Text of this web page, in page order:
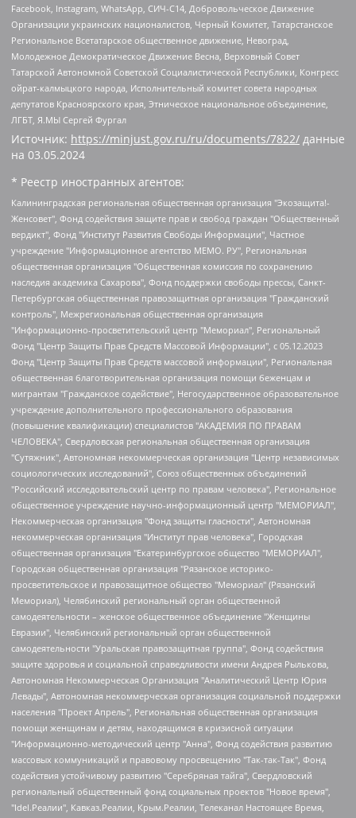
Facebook, Instagram, WhatsApp, СИЧ-С14, Добровольческое Движение
Организации украинских националистов, Черный Комитет, Татарстанское
Региональное Всетатарское общественное движение, Невоград,
Молодежное Демократическое Движение Весна, Верховный Совет
Татарской Автономной Советской Социалистической Республики, Конгресс
ойрат-калмыцкого народа, Исполнительный комитет совета народных
депутатов Красноярского края, Этническое национальное объединение,
ЛГБТ, Я.МЫ Сергей Фургал
Источник: https://minjust.gov.ru/ru/documents/7822/ данные
на 03.05.2024
* Реестр иностранных агентов:
Калининградская региональная общественная организация "Экозащита!-Женсовет", Фонд содействия защите прав и свобод граждан "Общественный вердикт", Фонд "Институт Развития Свободы Информации", Частное учреждение "Информационное агентство МЕМО. РУ", Региональная общественная организация "Общественная комиссия по сохранению наследия академика Сахарова", Фонд поддержки свободы прессы, Санкт-Петербургская общественная правозащитная организация "Гражданский контроль", Межрегиональная общественная организация "Информационно-просветительский центр "Мемориал", Региональный Фонд "Центр Защиты Прав Средств Массовой Информации", с 05.12.2023 Фонд "Центр Защиты Прав Средств массовой информации", Региональная общественная благотворительная организация помощи беженцам и мигрантам "Гражданское содействие", Негосударственное образовательное учреждение дополнительного профессионального образования (повышение квалификации) специалистов "АКАДЕМИЯ ПО ПРАВАМ ЧЕЛОВЕКА", Свердловская региональная общественная организация "Сутяжник", Автономная некоммерческая организация "Центр независимых социологических исследований", Союз общественных объединений "Российский исследовательский центр по правам человека", Региональное общественное учреждение научно-информационный центр "МЕМОРИАЛ", Некоммерческая организация "Фонд защиты гласности", Автономная некоммерческая организация "Институт прав человека", Городская общественная организация "Екатеринбургское общество "МЕМОРИАЛ", Городская общественная организация "Рязанское историко-просветительское и правозащитное общество "Мемориал" (Рязанский Мемориал), Челябинский региональный орган общественной самодеятельности – женское общественное объединение "Женщины Евразии", Челябинский региональный орган общественной самодеятельности "Уральская правозащитная группа", Фонд содействия защите здоровья и социальной справедливости имени Андрея Рылькова, Автономная Некоммерческая Организация "Аналитический Центр Юрия Левады", Автономная некоммерческая организация социальной поддержки населения "Проект Апрель", Региональная общественная организация помощи женщинам и детям, находящимся в кризисной ситуации "Информационно-методический центр "Анна", Фонд содействия развитию массовых коммуникаций и правовому просвещению "Так-так-Так", Фонд содействия устойчивому развитию "Серебряная тайга", Свердловский региональный общественный фонд социальных проектов "Новое время", "Idel.Реалии", Кавказ.Реалии, Крым.Реалии, Телеканал Настоящее Время, Татаро-башкирская служба Радио Свобода (Azatliq Radiosi), Радио Свободная Европа/Радио Свобода (PCE/PC), "Сибирь.Реалии", "Фактограф", Благотворительный фонд помощи осужденным и их семьям, Автономная некоммерческая организация "Институт глобализации и социальных движений", Фонд "В защиту прав заключенных", Частное учреждение "Центр поддержки и содействия развитию средств массовой информации", Пензенский региональный общественный благотворительный фонд "Гражданский союз", "Север.Реалии", Некоммерческая организация Фонд "Правовая инициатива", Общество с ограниченной ответственностью "Радио Свободная Европа/Радио Свобода", Чешское информационное агентство "MEDIUM-ORIENT", Красноярская региональная общественная организация "Мы против СПИДа", Камалягин Денис Николаевич, Маркелов Сергей Евгеньевич, Пономарев Лев Александрович, Савицкая Людмила Алексеевна, Автономная некоммерческая организация "Центр по работе с проблемой насилия "НАСИЛИЮ.НЕТ", Межрегиональный профессиональный союз работников здравоохранения "Альянс врачей", Юридическое лицо, зарегистрированное в Латвийской Республике, SIA "Medusa Project" (регистрационный номер 40103797863, дата регистрации 10.06.2014), Некоммерческая организация "Фонд по борьбе с коррупцией", Автономная некоммерческая организация "Институт права и публичной политики", Баданин Роман Сергеевич, Гликин Максим Александрович, Железнова Мария Михайловна, Лукьянова Юлия Сергеевна, Маетная Елизавета Витальевна, Маняхин Петр Борисович, Чуракова Ольга Владимировна, Ярош Юлия Петровна, Юридическое лицо "The Insider SIA", зарегистрированное в Риге, Латвийская Республика (дата регистрации 26.06.2015), являющееся администратором доменного имени интернет-издания "The Insider SIA", https://theins.ru, Постернак Алексей Евгеньевич, Рубин Михаил Аркадьевич, Анин Роман Александрович, Юридическое лицо Istories fonds, зарегистрированное в Латвийской Республике (регистрационный номер 50008295751, дата регистрации 24.02.2020), Великовский Дмитрий Александрович, Долинина Ирина Николаевна, Мароховская Алеся Алексеевна, Шлейнов Роман Юрьевич, Шмагун Олеся Валентиновна, Общество с ограниченной ответственностью "Альтаир 2021", Общество с ограниченной ответственностью "Вега 2021", Общество с ограниченной ответственностью "Главный редактор 2021", Общество с ограниченной ответственностью "Ромашки монолит", Важенков Артем Валерьевич, Ивановская областная общественная организация "Центр гендерных исследований", Гурман Юрий Альбертович, Медиапроект "ОВД-Инфо", Егоров Владимир Владимирович, Жилинский Владимир Александрович, Общество с ограниченной ответственностью "ЗП", Иванова София Юрьевна, Карезина Инна Павловна, Кильтау Екатерина Викторовна, Петров Алексей Викторович, Пискунов Сергей Евгеньевич, Смирнов Сергей Сергеевич, Тихонов Михаил Сергеевич, Общество с ограниченной ответственностью "ЖУРНАЛИСТ-ИНОСТРАННЫЙ АГЕНТ", Арапова Галина Юрьевна, Вольтская Татьяна Анатольевна, Американская компания "Mason G.E.S. Anonymous Foundation" (США), являющаяся владельцем интернет-издания https://mnews.world/, Компания "Stichting Bellingcat", зарегистрированная в Нидерландах (дата регистрации 11.07.2018), Захаров Андрей Вячеславович, Клепиковская Екатерина Дмитриевна, Общество с ограниченной ответственностью "МЕМО", Перл Роман Александрович, Симонов Евгений Алексеевич, Соловьева Елена Анатольевна, Сотников Даниил Владимирович, Сурначева Елизавета Дмитриевна, Автономная некоммерческая организация по защите прав человека и информированию населения "Якутия – Наше Мнение", Общество с ограниченной ответственностью "Москоу диджитал медиа", с 26.01.2023 Общество с ограниченной ответственностью "Чайка Белые сады", Ветошкина Валерия Валерьевна, Заговора Максим Александрович, Межрегиональное общественное движение "Российская ЛГБТ - сеть", Оленичев Максим Владимирович, Павлов Иван Юрьевич, Скворцова Елена Сергеевна, Общество с ограниченной ответственностью "Как бы инагент", Кочетков Игорь Викторович, Общество с ограниченной ответственностью "Честные выборы", Еланчик Олег Александрович, Общество с ограниченной ответственностью "Нобелевский призыв", Гималова Регина Эмилевна, Григорьев Андрей Валерьевич, Григорьева Алина Александровна, Ассоциация по содействию защите прав призывников, альтернативнослужащих и военнослужащих "Правозащитная группа "Гражданин.Армия.Право", Хисамова Регина Фаритовна, Автономная некоммерческая организация по реализации социально-правовых программ "Лилит", Дальневосточное общественное движение "Маяк", Санкт-Петербургская ЛГБТ-инициативная группа "Выход", Инициативная группа ЛГБТ+ "Реверс", Алексеев Андрей Викторович, Бекбулатова Таисия Львовна, Беляев Иван Михайлович, Владыкина Елена Сергеевна, Гельман Марат Александрович, Никульшина Вероника Юрьевна, Толоконникова Надежда Андреевна, Шендерович Виктор Анатольевич, Общество с ограниченной ответственностью "Данное сообщение", Общество с ограниченной ответственностью Издательский дом "Новая глава", Айнбиндер Александра Александровна, Московский комьюнити-центр для ЛГБТ+инициатив, Благотворительный фонд развития филантропии, Deutsche Welle (Германия, Kurt-Schumacher-Strasse 3, 53113 Bonn), Борзунова Мария Михайловна, Воробьев Виктор Викторович, Голубева Анна Львовна, Константинова Алла Михайловна, Малкова Ирина Владимировна, Мурадов Мурад Абдулгалимович, Осетинская Елизавета Николаевна, Понасенков Евгений Николаевич, Ганапольский Матвей Юрьевич, Киселев Евгений Алексеевич, Борухович Ирина Григорьевна, Дремин Иван Тимофеевич, Дубровский Дмитрий Викторович, Красноярская региональная общественная организация поддержки и развития альтернативных образовательных технологий и межкультурных коммуникаций "ИНТЕРРА", Маяковская Екатерина Алексеевна, Фейгин Марк Захарович, Филимонов Андрей Викторович, Дзугкоева Регина Николаевна, Доброхотов Роман Александрович, Дудь Юрий Александрович, Елкин Сергей Владимирович, Кругликов Кирилл Игоревич, Сабунаева Мария Леонидовна, Семенов Алексей Владимирович, Шаинян Карен Багратович, Шульман Екатерина Михайловна, Асафьев Артур Валерьевич, Вахштайн Виктор Семенович, Венедиктов Алексей Алексеевич, Лушникова Екатерина Евгеньевна, Волков Леонид Михайлович, Невзоров Александр Глебович, Пархоменко Сергей Борисович, Сироткин Ярослав Николаевич, Кара-Мурза Владимир Владимирович, Баранова Наталья Владимировна, Гозман Леонид Яковлевич, Кагарлицкий Борис Юльевич, Климарев Михаил Валерьевич, Милов Владимир Станиславович, Автономная некоммерческая организация Краснодарский центр современного искусства "Типография", Моргенштерн Алишер Тагирович, Соболь Любовь Эдуардовна, Общество с ограниченной ответственностью "ЛИЗА НОРМ", Каспаров Гарри Кимович, Ходорковский Михаил Борисович, Общество с ограниченной ответственностью "Апрельские тезисы", Данилович Ирина Брониславовна, Кашин Олег Владимирович, Петров Николай Владимирович, Пивоваров Алексей Владимирович, Соколов Михаил Владимирович, Цветкова Юлия Владимировна, Чичваркин Евгений Александрович, Комитет против пыток/Команда против пыток, Общество с ограниченной ответственностью "Первый научный", Общество с ограниченной ответственностью "Вертолет и ко", Белоцерковская Вероника Борисовна, Кац Максим Евгеньевич, Лазарева Татьяна Юрьевна, Шаведдинов Руслан Табризович, Яшин Илья Валерьевич, Общество с ограниченной ответственностью "Иноагент ААВ", Алешковский Дмитрий Петрович, Альбац Евгения Марковна, Быков Дмитрий Львович, Галямина Юлия Евгеньевна, Лойко Сергей Леонидович, Мартынов Кирилл Константинович, Медведев Сергей Александрович, Крашенинников Федор Геннадиевич, Гордеева Катерина Вл